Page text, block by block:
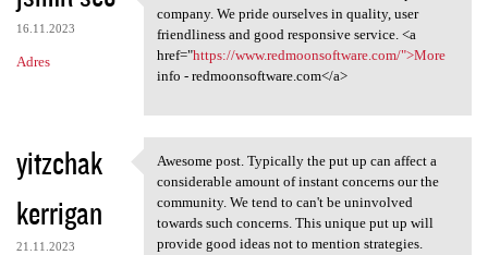
16.11.2023
Adres
Redmoon Software is a Jira
company. We pride ourselves in quality, user
friendliness and good responsive service. <a
href="https://www.redmoonsoftware.com/">More
info - redmoonsoftware.com</a>
yitzchak
kerrigan
21.11.2023
Awesome post. Typically the
Awesome post. Typically the put up can affect a
considerable amount of instant concerns our the
community. We tend to can't be uninvolved
towards such concerns. This unique put up will
provide good ideas not to mention strategies.